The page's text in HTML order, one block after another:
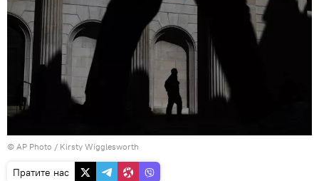
© AP Photo / Kirsty Wigglesworth
Пратите нас